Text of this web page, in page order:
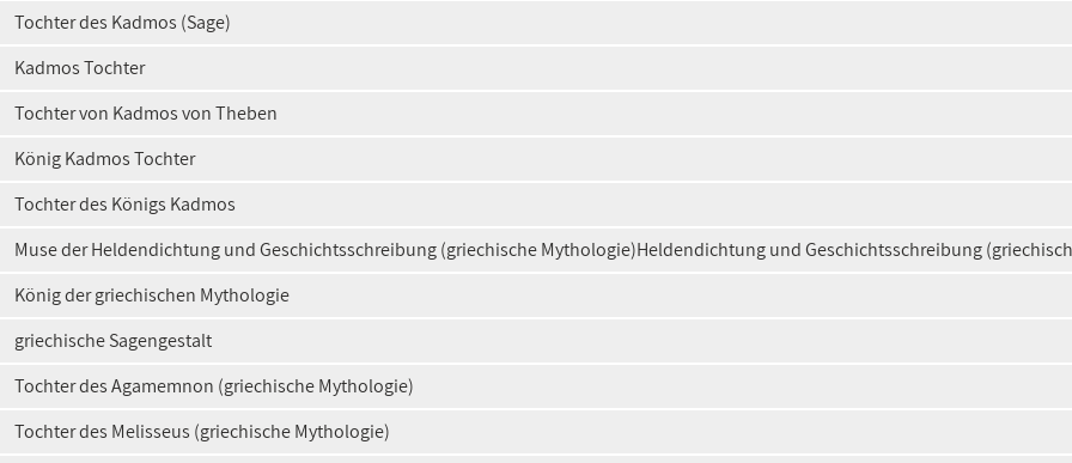
Tochter des Kadmos (Sage)
Kadmos Tochter
Tochter von Kadmos von Theben
König Kadmos Tochter
Tochter des Königs Kadmos
Muse der Heldendichtung und Geschichtsschreibung (griechische Mythologie)Heldendichtung und Geschichtsschreibung
König der griechischen Mythologie
griechische Sagengestalt
Tochter des Agamemnon (griechische Mythologie)
Tochter des Melisseus (griechische Mythologie)